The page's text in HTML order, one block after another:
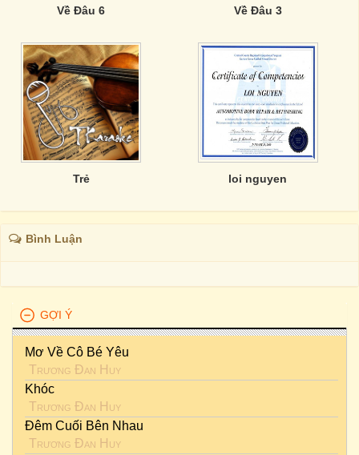
Về Đâu 6 Về Đâu 3
Trẻ loi nguyen
Bình Luận
GỢI Ý
Mơ Về Cô Bé Yêu
Trương Đan Huy
Khóc
Trương Đan Huy
Đêm Cuối Bên Nhau
Trương Đan Huy